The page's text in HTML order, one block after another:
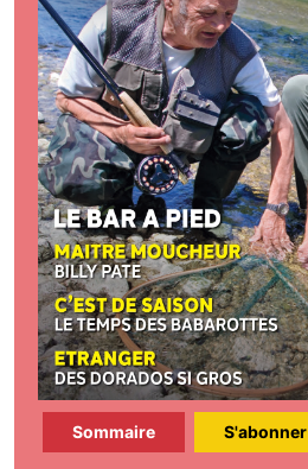
Sommaire S'abonner